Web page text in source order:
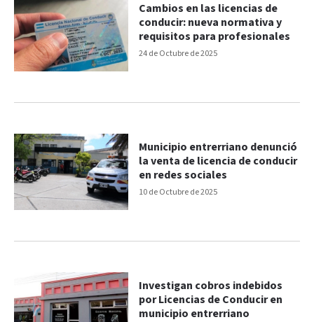
24 de Octubre de 2025
Cambios en las licencias de
conducir: nueva normativa y
requisitos para profesionales
10 de Octubre de 2025
Municipio entrerriano denunció
la venta de licencia de conducir
en redes sociales
Investigan cobros indebidos
por Licencias de Conducir en
municipio entrerriano